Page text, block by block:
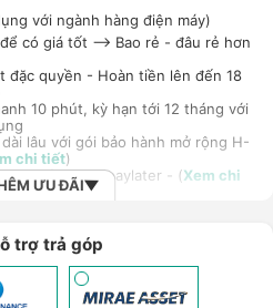
với ngành hàng điện máy)
có giá tốt —> Bao rẻ - đâu rẻ hơn
đặc quyền - Hoàn tiền lên đến 18
10 phút, kỳ hạn tới 12 tháng với
lâu với gói bảo hành mở rộng H-
chi tiết)
toán qua Spaylater - (Xem chi
toán qua Homepaylater - (
hàng doanh nghiệp B2B khi
tiết
ƯU ĐÃI
trợ trả góp